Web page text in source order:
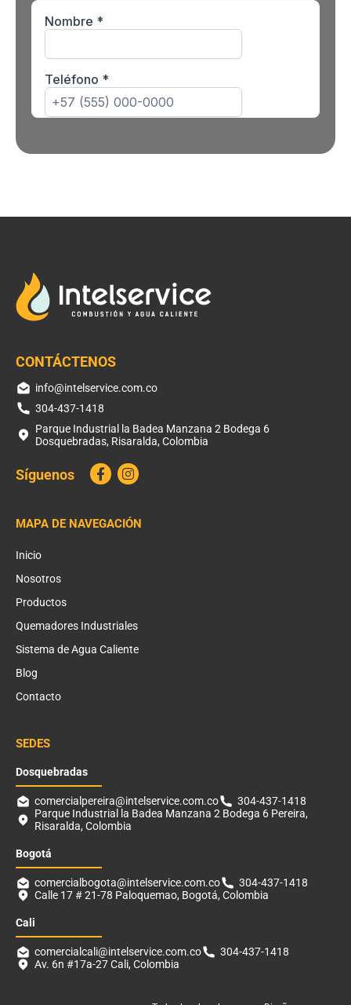
CONTÁCTENOS
info@intelservice.com.co
304-437-1418
Parque Industrial la Badea Manzana 2 Bodega 6
Dosquebradas, Risaralda, Colombia
Síguenos
MAPA DE NAVEGACIÓN
Inicio
Nosotros
Productos
Quemadores Industriales
Sistema de Agua Caliente
Blog
Contacto
SEDES
Dosquebradas
comercialpereira@intelservice.com.co
304-437-1418
Parque Industrial la Badea Manzana 2 Bodega 6 Pereira,
Risaralda, Colombia
Bogotá
comercialbogota@intelservice.com.co
304-437-1418
Calle 17 # 21-78 Paloquemao, Bogotá, Colombia
Cali
comercialcali@intelservice.com.co
304-437-1418
Av. 6n #17a-27 Cali, Colombia